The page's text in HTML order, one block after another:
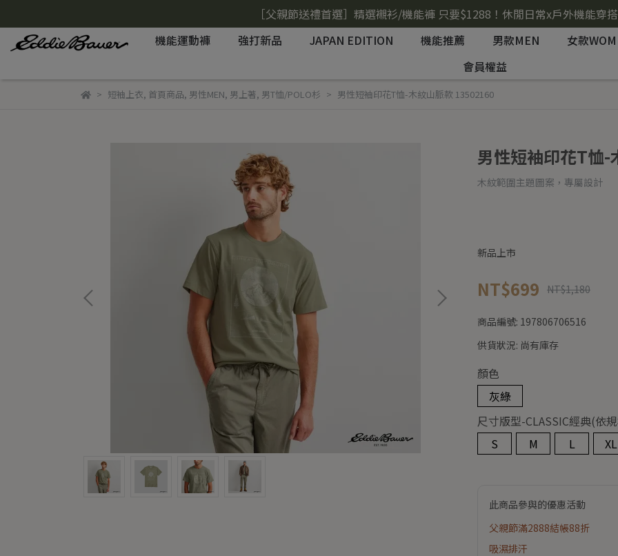
［父親節送禮首選］精選襯衫/機能褲 只要$1288！休閒日常x戶外機能穿
機能運動褲
強打新品 JAPAN EDITION 機能推薦 男款MEN
女款
會員權益
短袖上衣, 首頁商品, 男性MEN, 男上著, 男T恤/POLO杉 男性短袖印花T恤-木紋山脈款 13502160
男性短袖印花T恤
木紋範圍主題圖案，專屬設計
新品上市
NT$699 NT$1,180
商品編號: 197806706516
供貨狀況: 尚有庫存
顏色
灰綠
尺寸版型-CLASSIC經典(依
S
M L XL
此商品參與的優惠活動
父親節滿2888結帳88折
吸濕排汗